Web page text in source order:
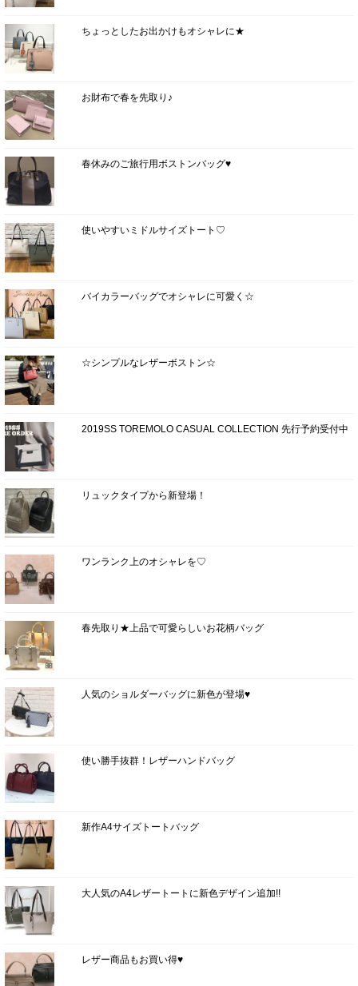
ちょっとしたお出かけもオシャレに★
お財布で春を先取り♪
春休みのご旅行用ボストンバッグ♥
使いやすいミドルサイズトート♡
バイカラーバッグでオシャレに可愛く☆
☆シンプルなレザーボストン☆
2019SS TOREMOLO CASUAL COLLECTION 先行予約受付中
リュックタイプから新登場！
ワンランク上のオシャレを♡
春先取り★上品で可愛らしいお花柄バッグ
人気のショルダーバッグに新色が登場♥
使い勝手抜群！レザーハンドバッグ
新作A4サイズトートバッグ
大人気のA4レザートートに新色デザイン追加!!
レザー商品もお買い得♥